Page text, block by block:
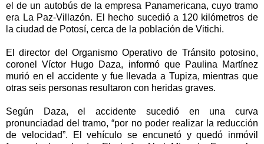
el de un autobús de la empresa Panamericana, cuyo tramo
era La Paz-Villazón. El hecho sucedió a 120 kilómetros de
la ciudad de Potosí, cerca de la población de Vitichi.
El director del Organismo Operativo de Tránsito potosino,
coronel Víctor Hugo Daza, informó que Paulina Martínez
murió en el accidente y fue llevada a Tupiza, mientras que
otras seis personas resultaron con heridas graves.
Según Daza, el accidente sucedió en una curva
pronunciadad del tramo, “por no poder realizar la reducción
de velocidad”. El vehículo se encunetó y quedó inmóvil